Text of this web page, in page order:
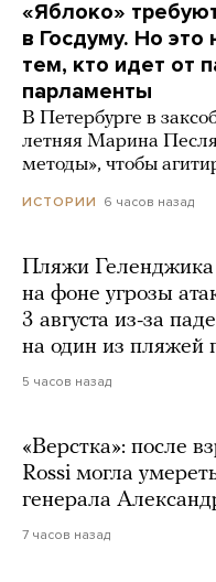
«Яблоко»
в Госдуму. Но
тем, кто идет от
парламенты
В Петербурге в
летняя Марина
методы», чтобы
ИСТОРИИ 6 часов назад
Пляжи Геленджика
на фоне угрозы
3 августа из-за
на один из пляжей
5 часов назад
«Верстка»: после
Rossi могла
генерала
7 часов назад